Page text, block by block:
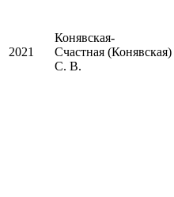
2021
Конявская-
Счастная (Конявская)
С. В.